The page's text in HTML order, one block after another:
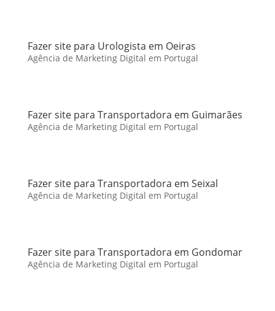
Fazer site para Urologista em Oeiras
Agência de Marketing Digital em Portugal
Fazer site para Transportadora em Guimarães
Agência de Marketing Digital em Portugal
Fazer site para Transportadora em Seixal
Agência de Marketing Digital em Portugal
Fazer site para Transportadora em Gondomar
Agência de Marketing Digital em Portugal